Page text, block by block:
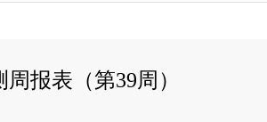
报表（第39周）